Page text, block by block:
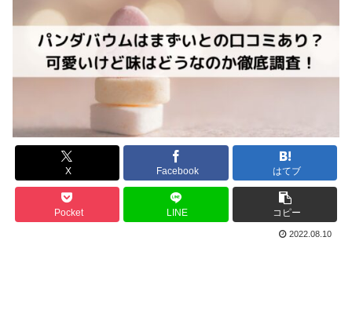
X Facebook はてブ
Pocket LINE コピー
2022.08.10